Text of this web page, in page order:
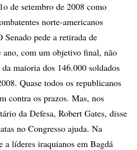
de setembro de 2008 como
norte-americanos
pede a retirada de
ano, com um objetivo final, não
maioria dos 146.000 soldados
Quase todos os republicanos
contra os prazos. Mas, nos
da Defesa, Robert Gates, disse
no Congresso ajuda. Na
a líderes iraquianos em Bagdá